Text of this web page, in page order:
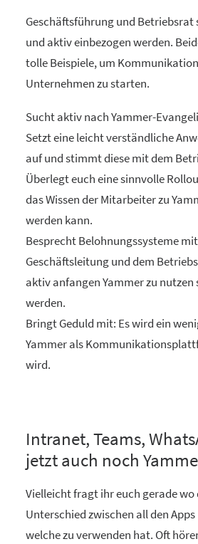
Geschäftsführung und
und aktiv einbezogen werden.
tolle Beispiele, um
Unternehmen zu starten.
Sucht aktiv nach Yammer-
Setzt eine leicht verständliche
auf und stimmt diese mit dem
Überlegt euch eine sinnvolle
das Wissen der Mitarbeiter zu
werden kann.
Besprecht Belohnungssysteme
Geschäftsleitung und dem
aktiv anfangen Yammer zu
werden.
Bringt Geduld mit: Es wird ein
Yammer als
wird.
Intranet, Teams,
jetzt auch noch
Vielleicht fragt ihr euch gerade wo
Unterschied zwischen all den
welche zu verwenden hat. Oft